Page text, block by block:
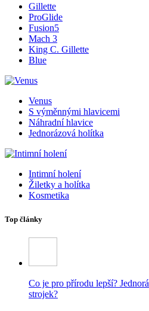
Gillette
ProGlide
Fusion5
Mach 3
King C. Gillette
Blue
Venus
S výměnnými hlavicemi
Náhradní hlavice
Jednorázová holítka
Intimní holení
Žiletky a holítka
Kosmetika
Top články
Co je pro přírodu lepší?
strojek?